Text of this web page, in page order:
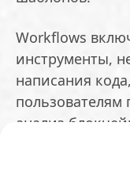
Workflows
инструменты,
написания
пользователям
анализ
Функция уже